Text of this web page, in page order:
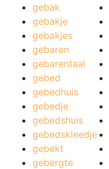
gebak
gebakje
gebakjes
gebaren
gebarentaal
gebed
gebedhuis
gebedje
gebedshuis
gebedskleedje
gebekt
gebergte